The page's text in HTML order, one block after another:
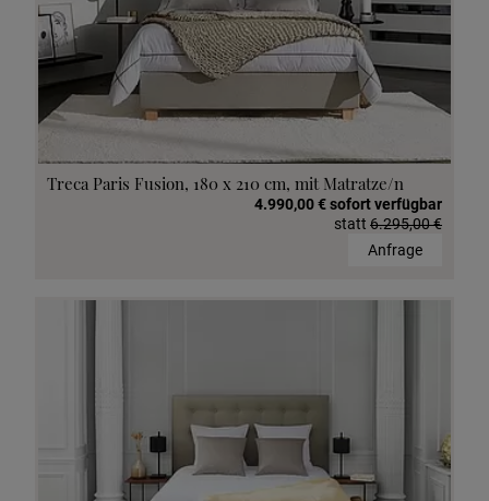
Treca Paris Fusion, 180 x 210 cm, mit Matratze/n
4.990,00 € sofort verfügbar
statt 6.295,00 €
Anfrage